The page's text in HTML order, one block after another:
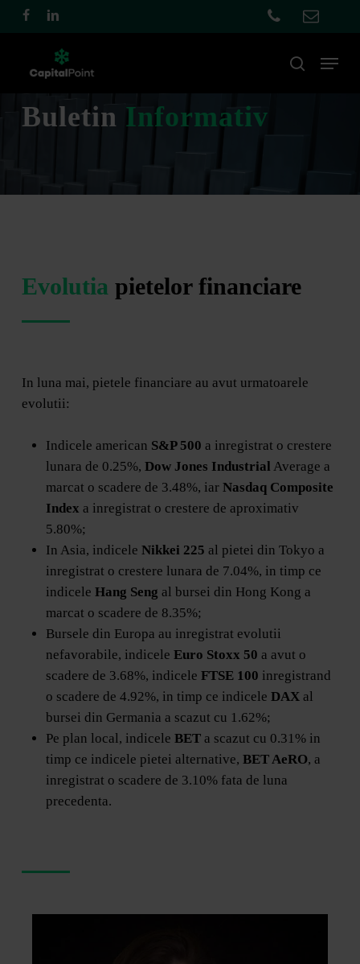
Skip
content
facebooklinkedin
cauta
Menu
Buletin Informativ
Evolutia pietelor financiare
In luna mai, pietele financiare au avut urmatoarele
evolutii:
Indicele american S&P 500 a inregistrat o crestere
lunara de 0.25%, Dow Jones Industrial Average a
marcat o scadere de 3.48%, iar Nasdaq Composite
Index a inregistrat o crestere de aproximativ
5.80%;
In Asia, indicele Nikkei 225 al pietei din Tokyo a
inregistrat o crestere lunara de 7.04%, in timp ce
indicele Hang Seng al bursei din Hong Kong a
marcat o scadere de 8.35%;
Bursele din Europa au inregistrat evolutii
nefavorabile, indicele Euro Stoxx 50 a avut o
scadere de 3.68%, indicele FTSE 100 inregistrand
o scadere de 4.92%, in timp ce indicele DAX al
bursei din Germania a scazut cu 1.62%;
Pe plan local, indicele BETa scazut cu 0.31% in
timp ce indicele pietei alternative, BET AeRO, a
inregistrat o scadere de 3.10% fata de luna
precedenta.